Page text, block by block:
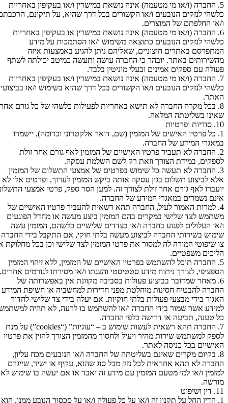
5. החברה (ו/או מי מטעמה) אינה נושאת במישרין ו/או בעקיפין באחריות
כלשהי לנזקים הנובעים ו/או הקשורים בכל דרך שהיא, על תיקונם, הרכבתם
ו/או החלפתם של המוצרים.
6. החברה (ו/או מי מטעמה) אינה נושאת במישרין או בעקיפין באחריות
כלשהי לנזקים הנובעים כתוצאה משימוש ו/או הסתמכות על מידע
המתפרסם באתרים חיצוניים, שאליהם ניתן להגיע באמצעות איזה
מהשירותים באתר. יובהר כי החברה עושה ותעשה כמיטב יכולתה לשתף
פעולה עם ספקים אמינים ובעלי מוניטין בלבד.
7. החברה (ו/או מי מטעמה) אינה נושאת במישרין ו/או בעקיפין באחריות
כלשהי לנזקים הנובעים ו/או הקשורים בכל דרך שהיא בשימוש ו/או בביצועי
האתר.
8. בכל מקרה החברה לא תישא באחריות לפעילות כלשהי של כל גורם אחר
שאינו בשליטתה המלאה.
10. סודיות ופרטיות
1. כל פרטיו האישים של המזמין (שם, דואר אלקטרוני וכדומה), יישמרו
במאגרי המידע של החברה.
2. החברה לא תעביר פרטיו האישיים של המזמין לאף גורם אחר זולת
לספקים, במידת הצורך וזאת רק לשם השלמת עסקה.
3. החברה לא תעשה כל שימוש בפרטים של אמצעי התשלום של המזמין
אלא לביצוע תשלום בגין עסקה אותה ביקש המזמין לערוך, ופרטים אלו לא
יועברו לאף גורם אחר זולת לצורך זה. למען הסר ספק, פרטי אמצעי התשלום
אינם נשמרים במאגרי המידע של החברה.
4. למרות האמור לעיל, החברה תהא רשאית להעביר פרטיו האישיים של
משתמש לצד שלישי במקרים בהם המזמין ביצע מעשה או מחדל הפוגעים
ו/או העלולים לפגוע בחברה ו/או בצדדים שלישיים כלשהם, המזמין עשה
שימוש בשירותי החברה לביצוע מעשה בלתי חוקי, אם התקבל בידי החברה
צו שיפוטי המורה לה למסור את פרטי המזמין לצד שלישי וכן בכל מחלוקת או
הליכים משפטיים.
5. החברה תוכל להשתמש בפרטיו האישיים של המזמין, ללא זיהוי המזמין
הספציפי, לצורך ניתוח מידע סטטיסטי והצגתו ו/או מסירתו לגורמים אחרים.
6. מאחר שמדובר בביצוע פעולות בסביבה מקוונת אין באפשרותה של
החברה להבטיח חסינות מוחלטת מפני חדירות למחשביה או חשיפת המידע
האגור בידי מבצעי פעולות בלתי חוקיות. אם יעלה בידי צד שלישי לחדור
למידע אשר שמור בידי החברה ו/או להשתמש בו לרעה, לא תהיה למשתמש
כל טענה, תביעה או דרישה כלפי החברה.
7. החברה תהא רשאית לעשות שימוש ב – “עוגיות” (“cookies”) על מנת
לספק למשתמש שירות מהיר ויעיל ולחסוך מהמזמין הצורך להזין את פרטיו
האישיים בכל כניסה לאתר.
8. בקיום מקרים שאינם בשליטתה של החברה ו/או הנובעים מכח עליון,
החברה לא תהא אחראית לכל נזק מכל סוג שהוא, עקיף או ישיר, שייגרם
למזמין ו/או למי מטעם המזמין עם מידע זה יאבד או אם יעשה בו שימוש לא
מורשה.
11. דין ושיפוט
1. הדין החל על תקנון זה ו/או על כל פעולה ו/או על סכסוך הנובע ממנו, הוא